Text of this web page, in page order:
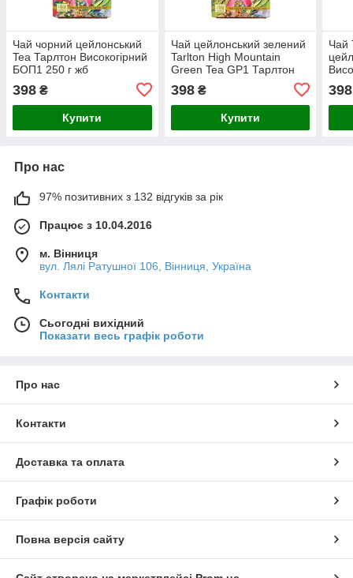
Чай чорний цейлонський
Tea Тарлтон Високогірний
БОП1 250 г жб
398 ₴
Купити
Чай цейлонський зелений
Tarlton High Mountain
Green Tea GP1 Тарлтон
398₴
Купити
Чай
398
Про нас
97% позитивних з 132 відгуків за рік
Працює з 10.04.2016
м. Вінниця
вул. Лялі Ратушної 106, Вінниця, Україна
Контакти
Сьогодні вихідний
Показати весь графік роботи
Про нас
Контакти
Доставка та оплата
Графік роботи
Повна версія сайту